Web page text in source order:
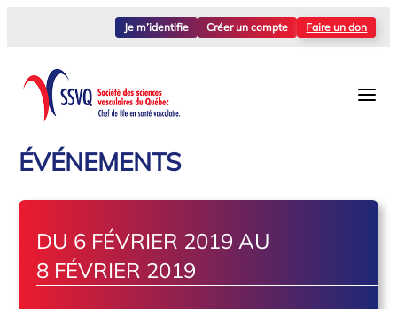
Je m’identifie Créer un compte Faire un don
ÉVÉNEMENTS
DU 6 FÉVRIER 2019 AU
8 FÉVRIER 2019